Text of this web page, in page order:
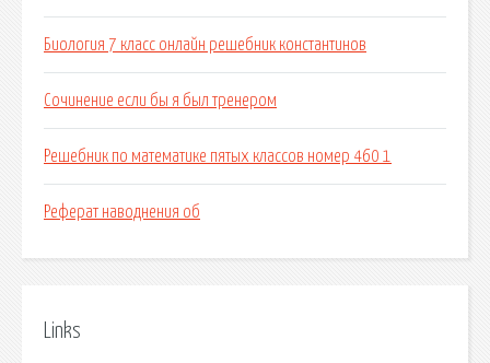
Биология 7 класс онлайн решебник константинов
Сочинение если бы я был тренером
Решебник по математике пятых классов номер 460 1
Реферат наводнения об
Links